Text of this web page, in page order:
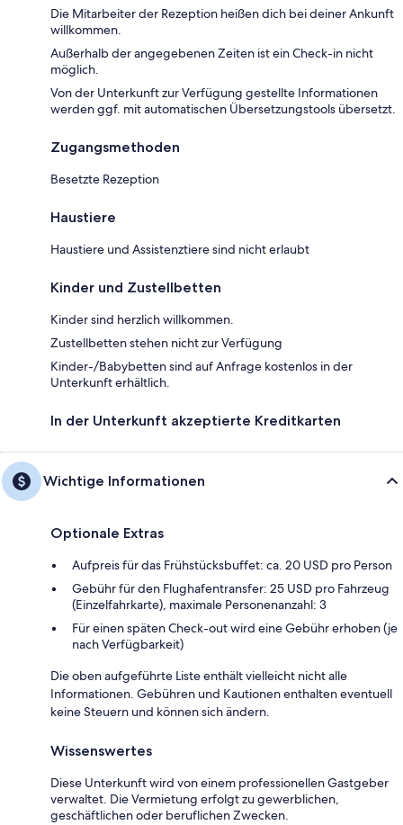
Die Mitarbeiter der Rezeption heißen dich bei deiner Ankunft
willkommen.
Außerhalb der angegebenen Zeiten ist ein Check-in nicht
möglich.
Von der Unterkunft zur Verfügung gestellte Informationen
werden ggf. mit automatischen Übersetzungstools übersetzt.
Zugangsmethoden
Besetzte Rezeption
Haustiere
Haustiere und Assistenztiere sind nicht erlaubt
Kinder und Zustellbetten
Kinder sind herzlich willkommen.
Zustellbetten stehen nicht zur Verfügung
Kinder-/Babybetten sind auf Anfrage kostenlos in der
Unterkunft erhältlich.
In der Unterkunft akzeptierte Kreditkarten
Wichtige Informationen
Optionale Extras
Aufpreis für das Frühstücksbuffet: ca. 20 USD pro Person
Gebühr für den Flughafentransfer: 25 USD pro Fahrzeug
(Einzelfahrkarte), maximale Personenanzahl: 3
Für einen späten Check-out wird eine Gebühr erhoben (je
nach Verfügbarkeit)
Die oben aufgeführte Liste enthält vielleicht nicht alle
Informationen. Gebühren und Kautionen enthalten eventuell
keine Steuern und können sich ändern.
Wissenswertes
Diese Unterkunft wird von einem professionellen Gastgeber
verwaltet. Die Vermietung erfolgt zu gewerblichen,
geschäftlichen oder beruflichen Zwecken.